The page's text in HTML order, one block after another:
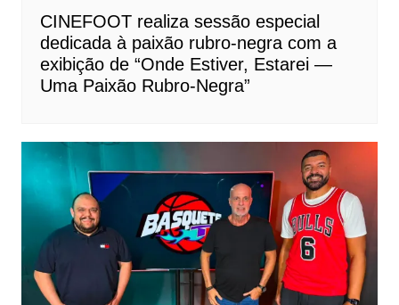
CINEFOOT realiza sessão especial
dedicada à paixão rubro-negra com a
exibição de “Onde Estiver, Estarei —
Uma Paixão Rubro-Negra”